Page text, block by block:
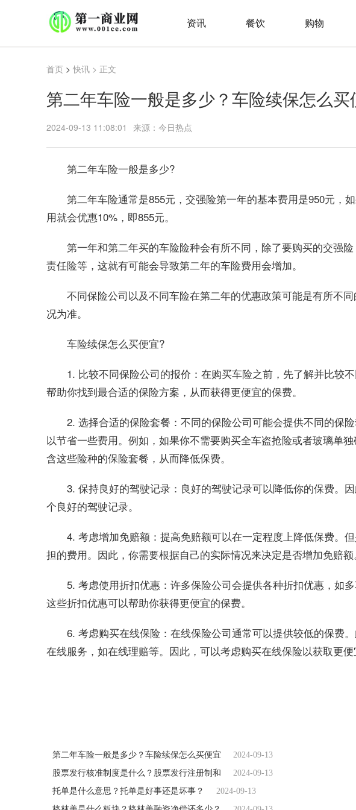
资讯 餐饮 购物
首页 >快讯 > 正文
第二年车险一般是多少？车险续保怎么买
2024-09-13 11:08:01 来源：今日热点
第二年车险一般是多少?
第二年车险通常是855元，交强险第一年的基本费用是950元，
用就会优惠10%，即855元。
第一年和第二年买的车险险种会有所不同，除了要购买的交强
责任险等，这就有可能会导致第二年的车险费用会增加。
不同保险公司以及不同车险在第二年的优惠政策可能是有所不
况为准。
车险续保怎么买便宜?
1. 比较不同保险公司的报价：在购买车险之前，先了解并比较
帮助你找到最合适的保险方案，从而获得更便宜的保费。
2. 选择合适的保险套餐：不同的保险公司可能会提供不同的保
以节省一些费用。例如，如果你不需要购买全车盗抢险或者玻璃单
含这些险种的保险套餐，从而降低保费。
3. 保持良好的驾驶记录：良好的驾驶记录可以降低你的保费。
个良好的驾驶记录。
4. 考虑增加免赔额：提高免赔额可以在一定程度上降低保费。
担的费用。因此，你需要根据自己的实际情况来决定是否增加免赔额
5. 考虑使用折扣优惠：许多保险公司会提供各种折扣优惠，如
这些折扣优惠可以帮助你获得更便宜的保费。
6. 考虑购买在线保险：在线保险公司通常可以提供较低的保费
在线服务，如在线理赔等。因此，可以考虑购买在线保险以获取更便
第二年车险一般是多少？车险续保怎么买便宜
2024-09-13
股票发行核准制度是什么？股票发行注册制和
2024-09-13
托单是什么意思？托单是好事还是坏事？
2024-09-13